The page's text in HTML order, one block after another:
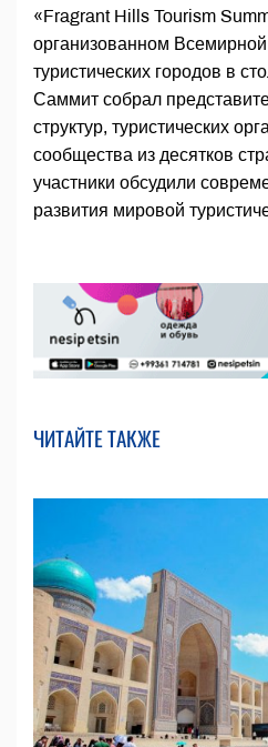
«Fragrant Hills Tourism
организованном
туристических городов в
Саммит собрал
структур, туристических
сообщества из десятков
участники обсудили
развития мировой
ЧИТАЙТЕ ТАКЖЕ